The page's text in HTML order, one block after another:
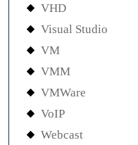
VHD
Visual Studio
VM
VMM
VMWare
VoIP
Webcast